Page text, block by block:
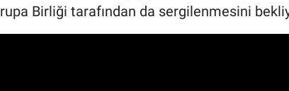
Birliği tarafından da sergilenmesini